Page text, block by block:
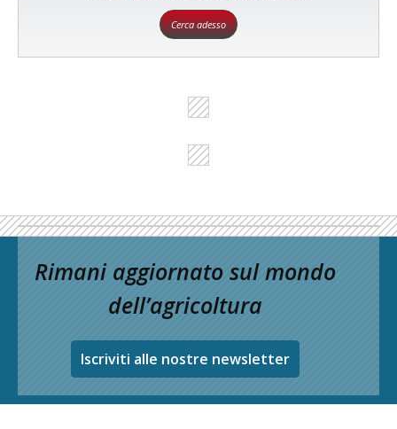
Cerca adesso
Rimani aggiornato sul mondo
dell’agricoltura
Iscriviti alle nostre newsletter